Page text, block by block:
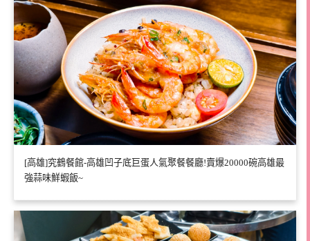
[高雄]究鶴餐館-高雄凹子底巨蛋人氣聚餐餐廳!賣爆20000碗高雄最
強蒜味鮮蝦飯~